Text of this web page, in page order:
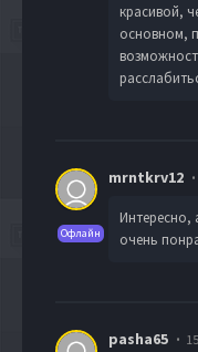
красивой,
основном,
Офлайн
mrntkrv12
Интересно,
очень
pasha65